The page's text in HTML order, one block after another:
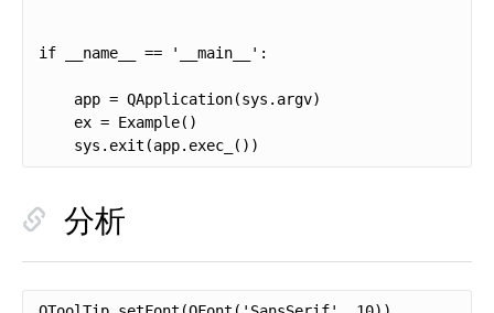
if __name__ == '__main__':
    app = QApplication(sys.argv)
    ex = Example()
    sys.exit(app.exec_())
分析